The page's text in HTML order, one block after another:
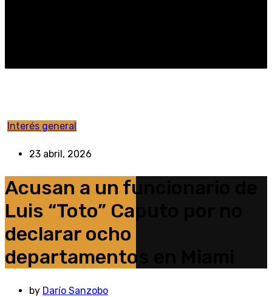
Interés general
23 abril, 2026
Acusan a un funcionario de
Luis “Toto” Caputo por no
declarar ocho
departamentos en Miami
by Darío Sanzobo